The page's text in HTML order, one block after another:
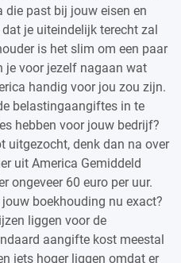
past bij jouw eisen en
je uiteindelijk terecht zal
is het slim om een paar
je voor jezelf nagaan wat
handig voor jou zou zijn.
belastingaangiftes in te
hebben voor jouw bedrijf?
uitgezocht, denk dan na over
uit America Gemiddeld
ongeveer 60 euro per uur.
boekhouding nu exact?
liggen voor de
aangifte kost meestal
iets hoger liggen omdat er